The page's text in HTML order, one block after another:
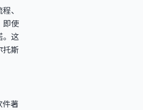
、
即使
。这
托斯
著